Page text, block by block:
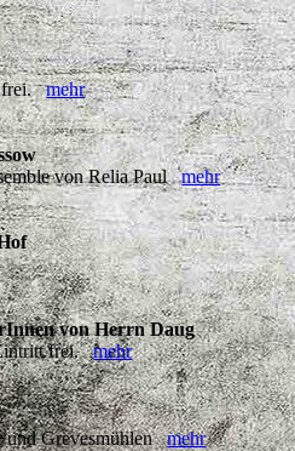
frei.mehr
von Relia Paulmehr
von Herrn Daug
Eintritt frei.mehr
und Grevesmühlenmehr